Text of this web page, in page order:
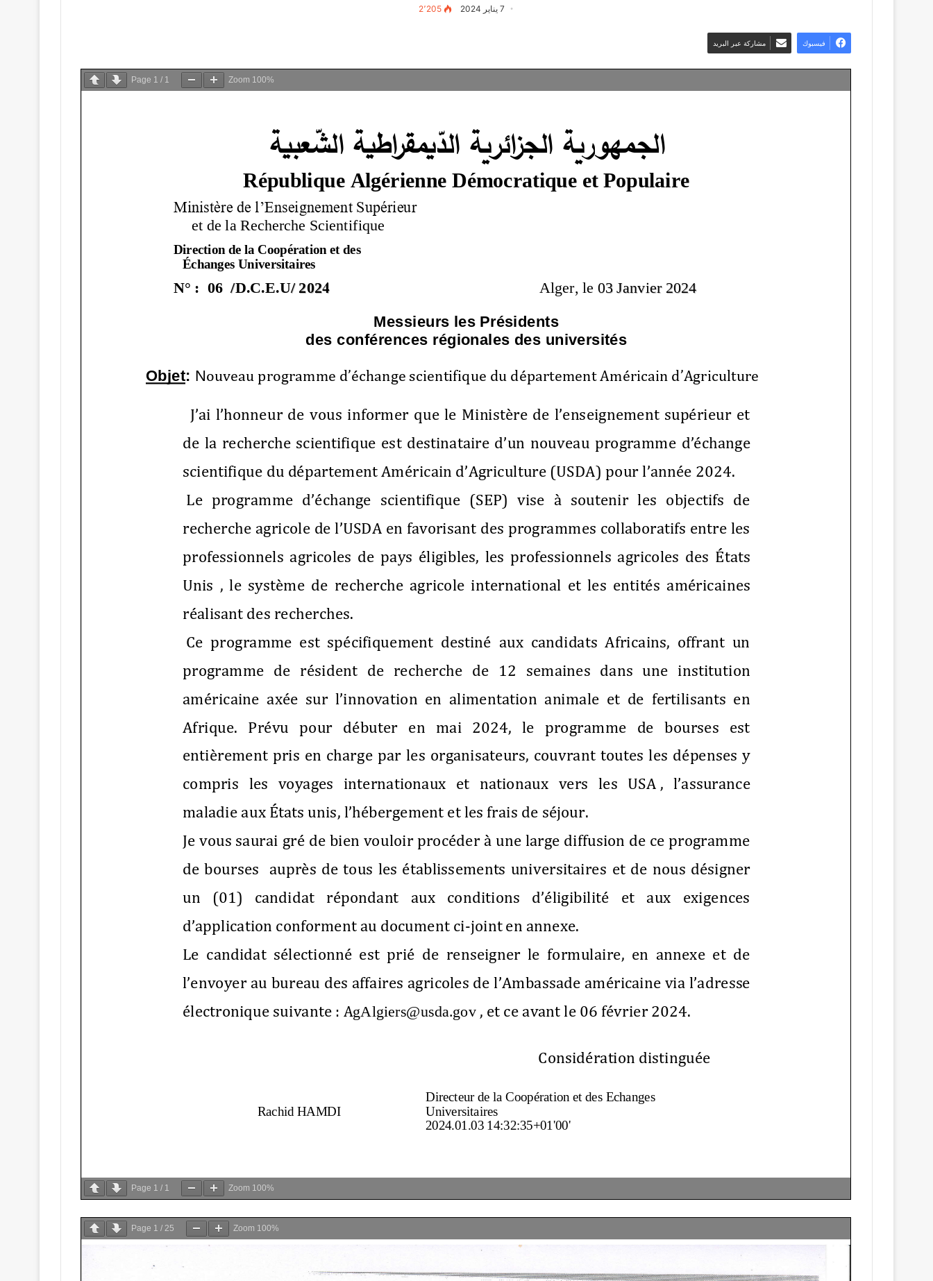
7 يناير 2024 2٬205
فيسبوك مشاركة عبر البريد
Page 1 / 1 Zoom 100%
Page 1 / 1 Zoom 100%
Page 1 / 25 Zoom 100%